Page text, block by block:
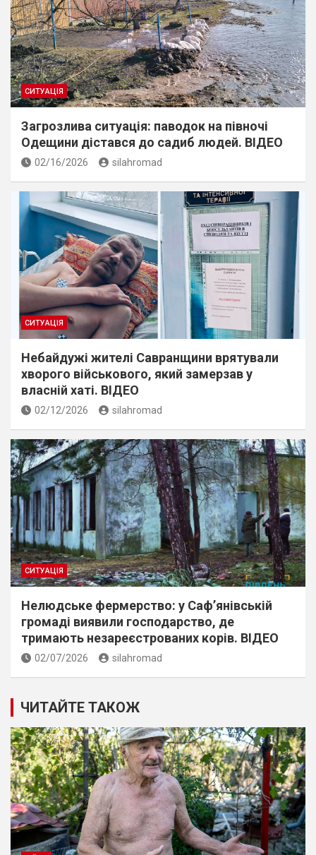
СИТУАЦІЯ
Загрозлива ситуація: паводок на півночі
Одещини дістався до садиб людей. ВІДЕО
02/16/2026 silahromad
СИТУАЦІЯ
Небайдужі жителі Савранщини врятували
хворого військового, який замерзав у
власній хаті. ВІДЕО
02/12/2026 silahromad
СИТУАЦІЯ
Нелюдське фермерство: у Саф’янівській
громаді виявили господарство, де
тримають незареєстрованих корів. ВІДЕО
02/07/2026 silahromad
ЧИТАЙТЕ ТАКОЖ